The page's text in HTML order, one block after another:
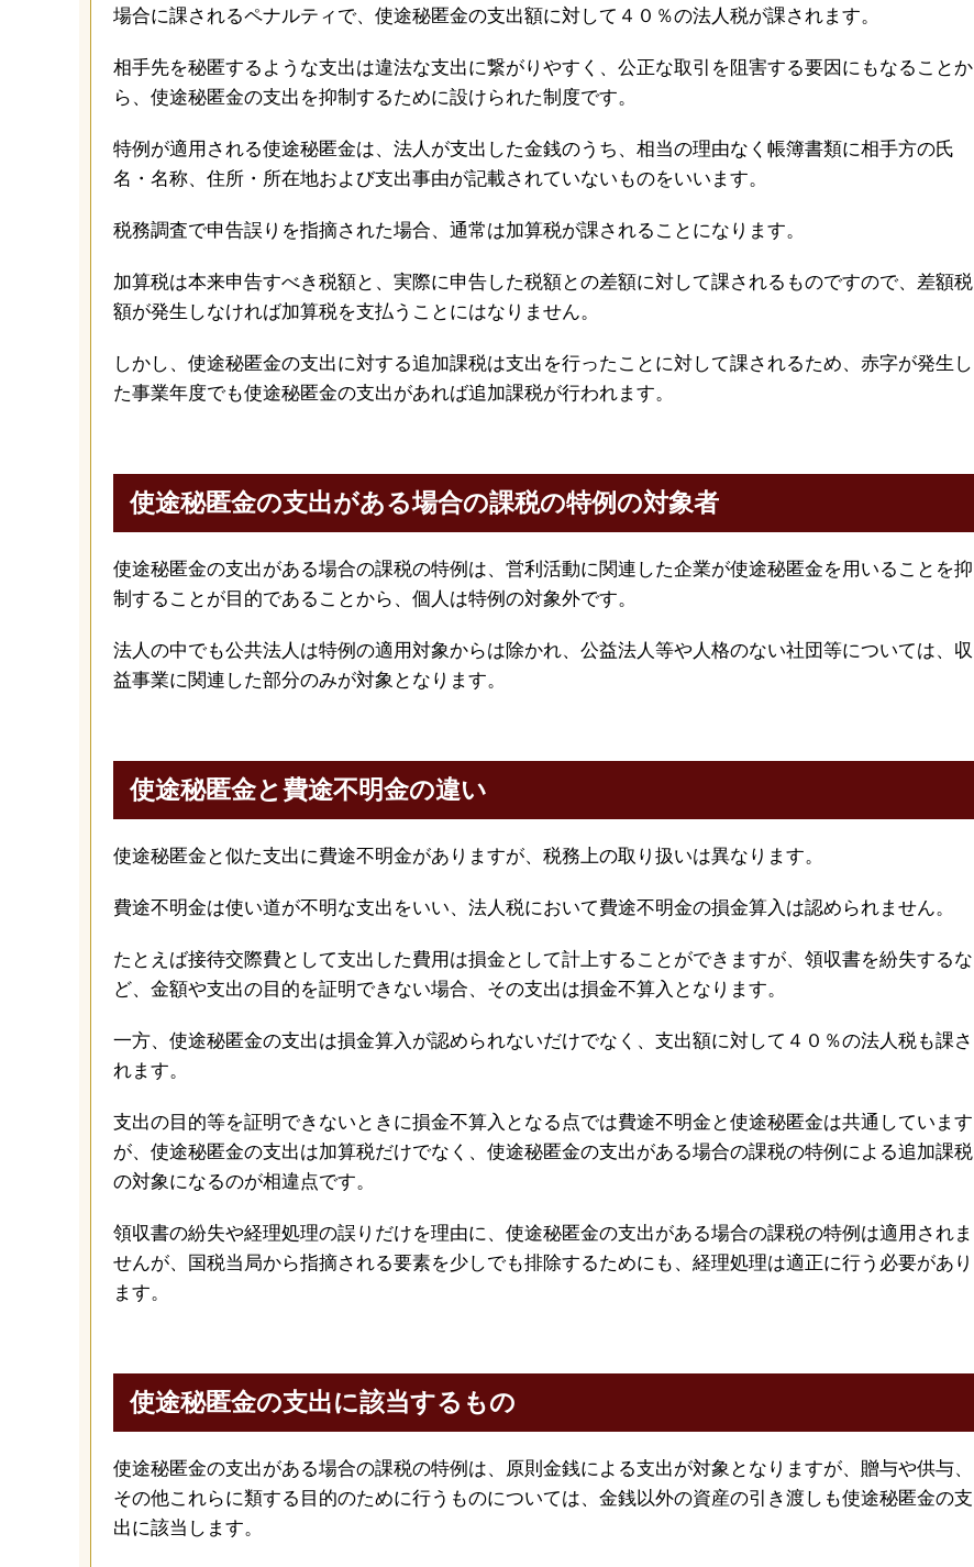
場合に課されるペナルティで、使途秘匿金の支出額に対して４０％の法人税が課されます。
相手先を秘匿するような支出は違法な支出に繋がりやすく、公正な取引を阻害する要因にもなることか
ら、使途秘匿金の支出を抑制するために設けられた制度です。
特例が適用される使途秘匿金は、法人が支出した金銭のうち、相当の理由なく帳簿書類に相手方の氏
名・名称、住所・所在地および支出事由が記載されていないものをいいます。
税務調査で申告誤りを指摘された場合、通常は加算税が課されることになります。
加算税は本来申告すべき税額と、実際に申告した税額との差額に対して課されるものですので、差額税
額が発生しなければ加算税を支払うことにはなりません。
しかし、使途秘匿金の支出に対する追加課税は支出を行ったことに対して課されるため、赤字が発生し
た事業年度でも使途秘匿金の支出があれば追加課税が行われます。
使途秘匿金の支出がある場合の課税の特例の対象者
使途秘匿金の支出がある場合の課税の特例は、営利活動に関連した企業が使途秘匿金を用いることを抑
制することが目的であることから、個人は特例の対象外です。
法人の中でも公共法人は特例の適用対象からは除かれ、公益法人等や人格のない社団等については、収
益事業に関連した部分のみが対象となります。
使途秘匿金と費途不明金の違い
使途秘匿金と似た支出に費途不明金がありますが、税務上の取り扱いは異なります。
費途不明金は使い道が不明な支出をいい、法人税において費途不明金の損金算入は認められません。
たとえば接待交際費として支出した費用は損金として計上することができますが、領収書を紛失するな
ど、金額や支出の目的を証明できない場合、その支出は損金不算入となります。
一方、使途秘匿金の支出は損金算入が認められないだけでなく、支出額に対して４０％の法人税も課さ
れます。
支出の目的等を証明できないときに損金不算入となる点では費途不明金と使途秘匿金は共通しています
が、使途秘匿金の支出は加算税だけでなく、使途秘匿金の支出がある場合の課税の特例による追加課税
の対象になるのが相違点です。
領収書の紛失や経理処理の誤りだけを理由に、使途秘匿金の支出がある場合の課税の特例は適用されま
せんが、国税当局から指摘される要素を少しでも排除するためにも、経理処理は適正に行う必要があり
ます。
使途秘匿金の支出に該当するもの
使途秘匿金の支出がある場合の課税の特例は、原則金銭による支出が対象となりますが、贈与や供与、
その他これらに類する目的のために行うものについては、金銭以外の資産の引き渡しも使途秘匿金の支
出に該当します。